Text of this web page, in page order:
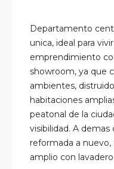
Departamento
unica, ideal para
emprendimiento
showroom, ya que
ambientes,
habitaciones
peatonal de la
visibilidad. A
reformada a
amplio con lavadero.